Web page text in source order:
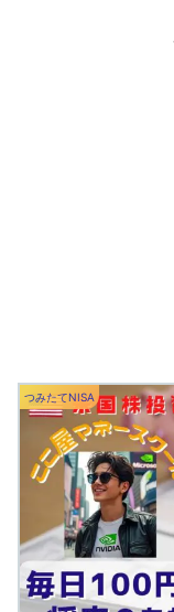
つみたてNISA